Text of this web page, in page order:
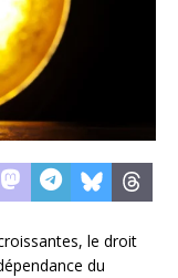
le droit
du